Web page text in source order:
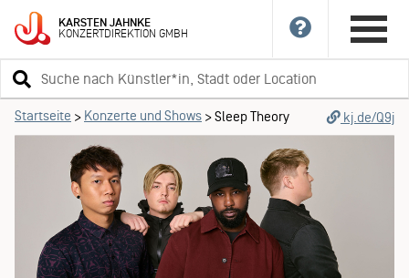
KARSTENJAHNKE
KONZERTDIREKTIONGMBH
Suchbegriff
eingeben
Startseite > Konzerte und Shows >Sleep Theory kj.de/Q9j